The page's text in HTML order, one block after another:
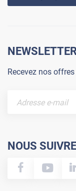
NEWSLETTER
Recevez nos
NOUS SUIVRE